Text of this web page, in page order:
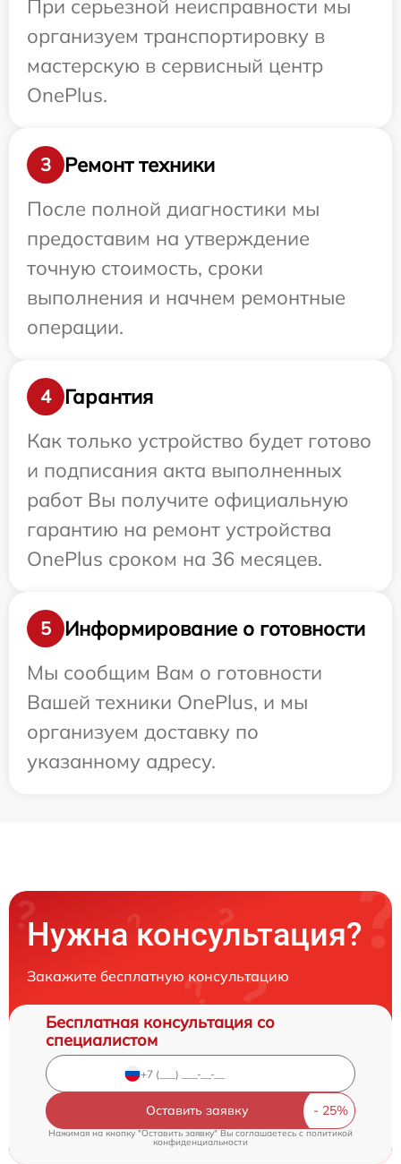
При серьезной неисправности мы
организуем транспортировку в
мастерскую в сервисный центр
OnePlus.
3
Ремонт техники
После полной диагностики мы
предоставим на утверждение
точную стоимость, сроки
выполнения и начнем ремонтные
операции.
4
Гарантия
Как только устройство будет готово
и подписания акта выполненных
работ Вы получите официальную
гарантию на ремонт устройства
OnePlus сроком на 36 месяцев.
5
Информирование о готовности
Мы сообщим Вам о готовности
Вашей техники OnePlus, и мы
организуем доставку по
указанному адресу.
Нужна консультация?
Закажите бесплатную консультацию
Бесплатная консультация со
специалистом
Оставить заявку
Нажимая на кнопку "Оставить заявку" Вы соглашаетесь c политикой
конфиденциальности